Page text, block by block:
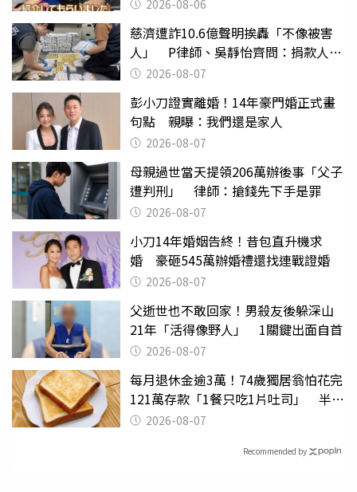
2026-08-06
慈濟遭詐10.6億聲明挨轟「不像被害
人」 P律師、吳靜怡齊問：捐款人有
權知道真相
2026-08-07
彭小刀證實離婚！14年豪門婚正式畫
句點 親曝：我們還是家人
2026-08-07
母親過世當天提領206萬辦後事「父子
遭判刑」 律師：搶錢先下手是罪
2026-08-07
小刀14年婚姻告終！昔包直升機求
婚 豪砸545萬辦婚禮還找連戰證婚
2026-08-07
父逝世也不敢回家！男殺友後躲深山
21年「活得像野人」 1關鍵出面自首
2026-08-07
每月退休金逾3萬！74歲獨居翁怕花完
121萬存款「1餐只吃1片吐司」 半年
後暴瘦嚇壞女兒
2026-08-07
Recommended by